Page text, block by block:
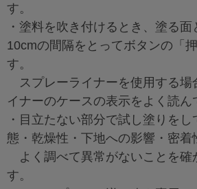
す。
・塗料を吹き付けるとき、塗る
10cmの間隔をとってボタンの「
す。
スプレーライナーを使用する場
イナーのケースの表示をよく読ん
・目立たない部分で試し塗りを
態・乾燥性・下地への影響・密着
よく調べて異常がないことを確
す。